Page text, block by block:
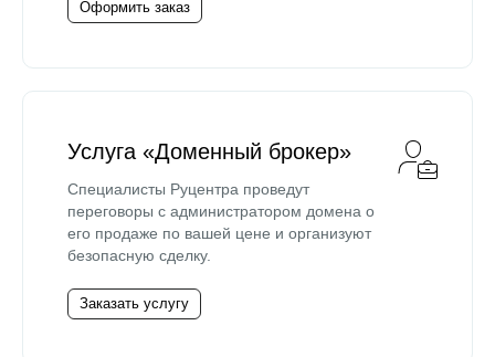
Оформить заказ
Услуга «Доменный брокер»
Специалисты Руцентра проведут
переговоры с администратором домена о
его продаже по вашей цене и организуют
безопасную сделку.
Заказать услугу